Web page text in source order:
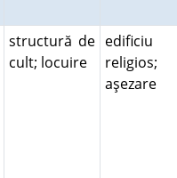
structură de
cult; locuire
edificiu
religios;
aşezare